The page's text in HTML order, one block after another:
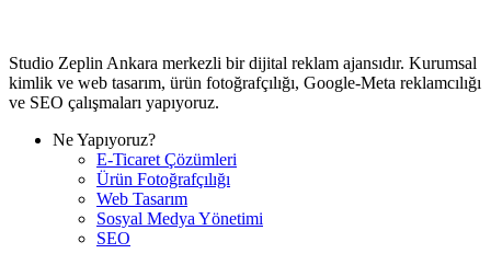
Studio Zeplin Ankara merkezli bir dijital reklam ajansıdır. Kurumsal
kimlik ve web tasarım, ürün fotoğrafçılığı, Google-Meta reklamcılığı
ve SEO çalışmaları yapıyoruz.
Ne Yapıyoruz?
E-Ticaret Çözümleri
Ürün Fotoğrafçılığı
Web Tasarım
Sosyal Medya Yönetimi
SEO